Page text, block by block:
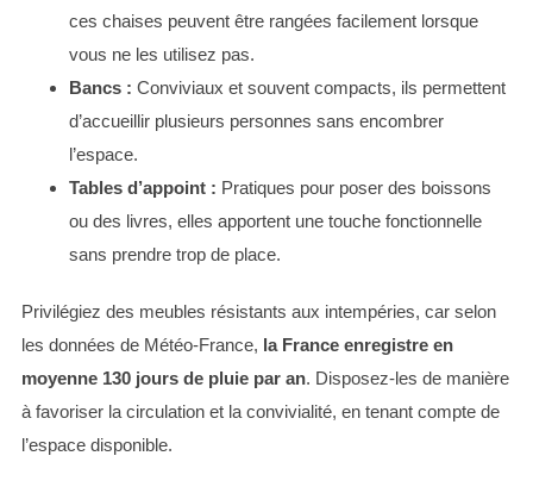
ces chaises peuvent être rangées facilement lorsque
vous ne les utilisez pas.
Bancs : Conviviaux et souvent compacts, ils permettent
d’accueillir plusieurs personnes sans encombrer
l’espace.
Tables d’appoint : Pratiques pour poser des boissons
ou des livres, elles apportent une touche fonctionnelle
sans prendre trop de place.
Privilégiez des meubles résistants aux intempéries, car selon
les données de Météo-France, la France enregistre en
moyenne 130 jours de pluie par an. Disposez-les de manière
à favoriser la circulation et la convivialité, en tenant compte de
l’espace disponible.